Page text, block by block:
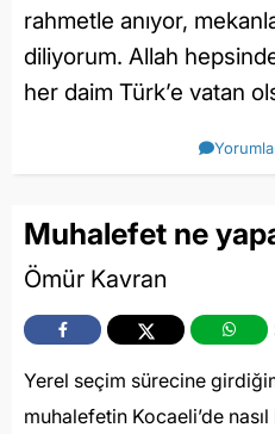
rahmetle anıyor,
diliyorum. Allah
her daim Türk’e vatan
Muhalefet ne
Ömür Kavran
Yerel seçim sürecine
muhalefetin Kocaeli’de